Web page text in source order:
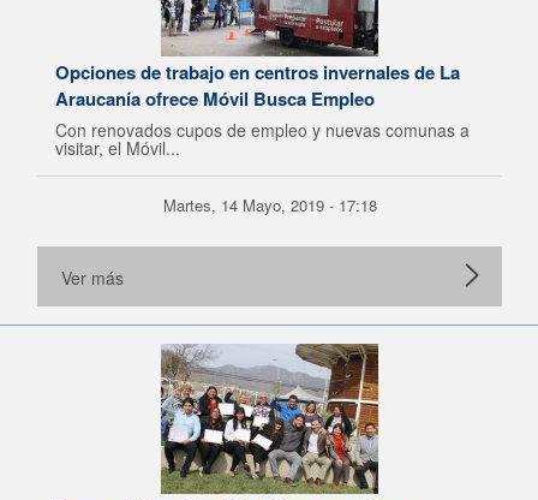
Opciones de trabajo en centros invernales de La
Araucanía ofrece Móvil Busca Empleo
Con renovados cupos de empleo y nuevas comunas a
visitar, el Móvil...
Martes, 14 Mayo, 2019 - 17:18
Ver más